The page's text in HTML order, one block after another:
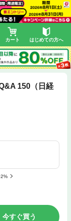
カート はじめての方へ
150（日経
今すぐ買う